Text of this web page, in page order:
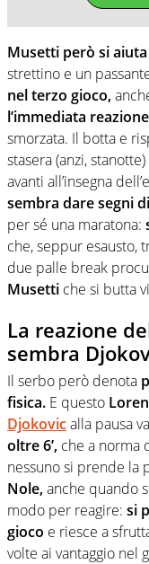
Musetti però si
strettino e un
nel terzo gioco,
l’immediata
smorzata. Il botta e
stasera (anzi,
avanti all’insegna
sembra dare segni
per sé una maratona:
che, seppur esausto,
due palle break
Musetti che si butta
La reazione
sembra
Il serbo però denota
fisica. E questo
Djokovicalla pausa
oltre 6’, che a norma
nessuno si prende la
Nole,anche quando
modo per reagire: si
gioco e riesce a
volte ai vantaggio nel